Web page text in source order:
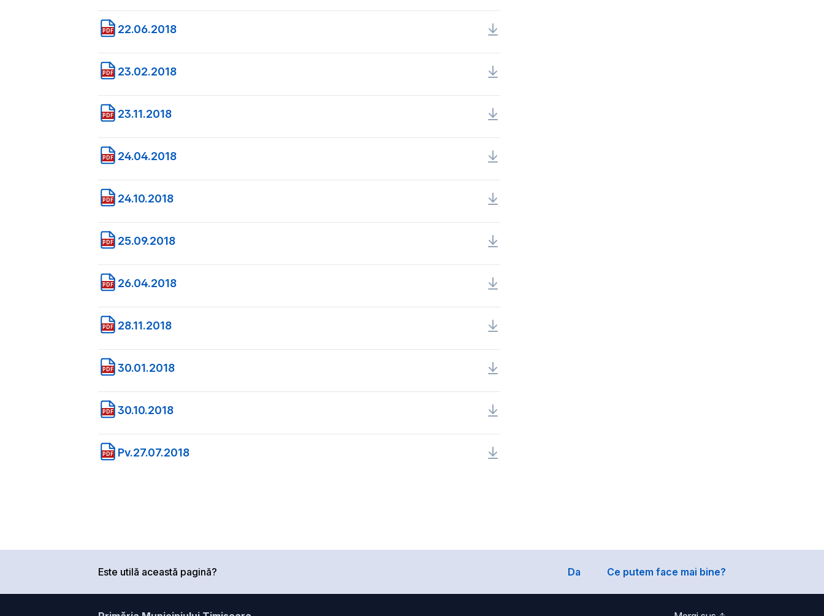
PDF 22.06.2018
PDF 23.02.2018
PDF 23.11.2018
PDF 24.04.2018
PDF 24.10.2018
PDF 25.09.2018
PDF 26.04.2018
PDF 28.11.2018
PDF 30.01.2018
PDF 30.10.2018
PDF Pv.27.07.2018
Este utilă această pagină? Da Ce putem face mai bine?